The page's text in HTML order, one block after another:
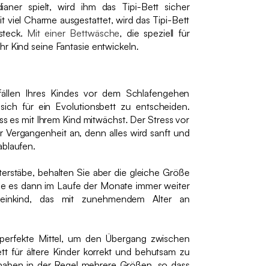
spielt, wird ihm das Tipi-Bett sicher
viel Charme ausgestattet, wird das Tipi-Bett
Mit einer Bettwäsche, die speziell für
Kind seine Fantasie entwickeln.
Ihres Kindes vor dem Schlafengehen
für ein Evolutionsbett zu entscheiden.
es mit Ihrem Kind mitwächst. Der Stress vor
an, denn alles wird sanft und
behalten Sie aber die gleiche Größe
es dann im Laufe der Monate immer weiter
das mit zunehmendem Alter an
Mittel, um den Übergang zwischen
für ältere Kinder korrekt und behutsam zu